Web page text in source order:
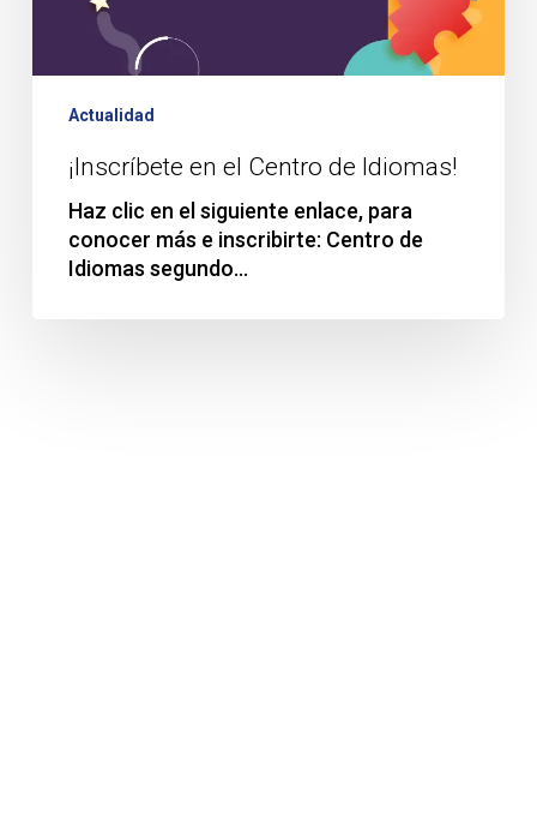
Actualidad
¡Inscríbete en el Centro de Idiomas!
Haz clic en el siguiente enlace, para
conocer más e inscribirte: Centro de
Idiomas segundo…